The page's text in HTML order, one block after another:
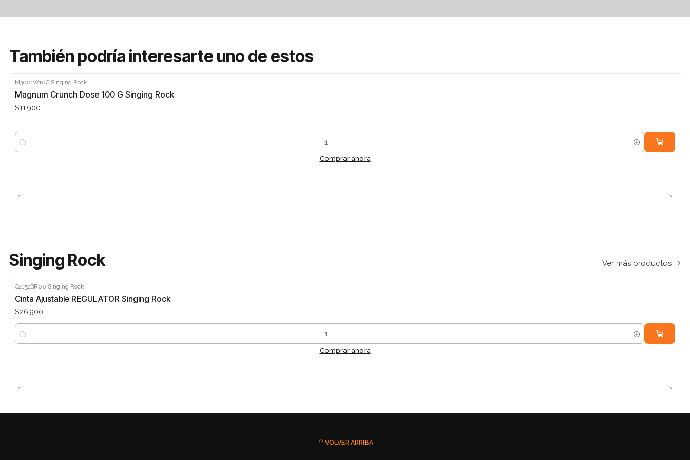
También podría interesarte uno de estos
M3001W10C| Singing Rock
Magnum Crunch Dose 100 G Singing Rock
$11.900
Cantidad
Comprar ahora
Singing Rock Ver más productos
C2152BR00|Singing Rock
Cinta Ajustable REGULATOR Singing Rock
$26.900
Cantidad
Comprar ahora
VOLVER ARRIBA